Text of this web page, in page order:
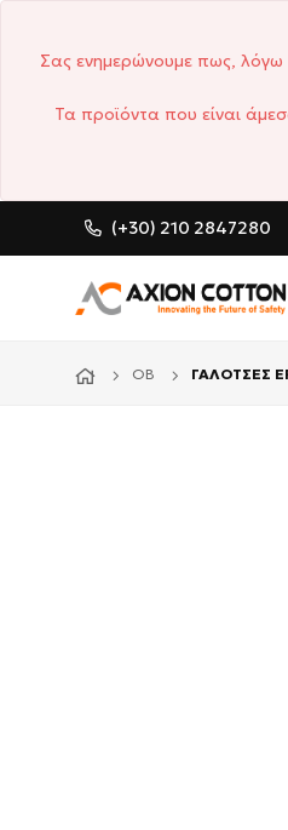
Σας ενημερώνουμε πως, λόγω
Τα προϊόντα που είναι
(+30) 210 2847280
OB ΓΑΛΟΤΣΕΣ